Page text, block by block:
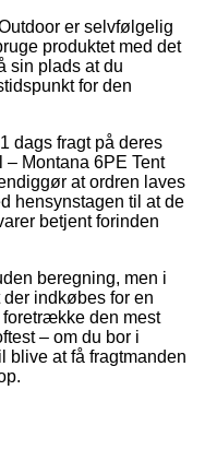
er selvfølgelig
produktet med det
sin plads at du
for den
dags fragt på deres
Montana 6PE Tent
at ordren laves
hensynstagen til at de
betjent forinden
beregning, men i
indkøbes for en
foretrække den mest
– om du bor i
blive at få fragtmanden